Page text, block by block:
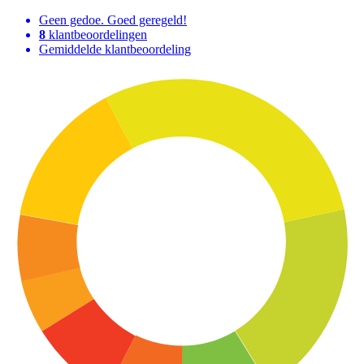
Geen gedoe. Goed geregeld!
8 klantbeoordelingen
Gemiddelde klantbeoordeling